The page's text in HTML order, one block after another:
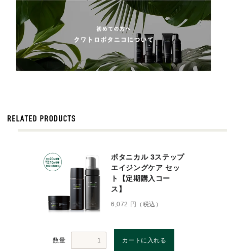
ボタニカル 3ステップ
エイジングケア セッ
ト【定期購入コー
ス】
6,072 円（税込）
数量